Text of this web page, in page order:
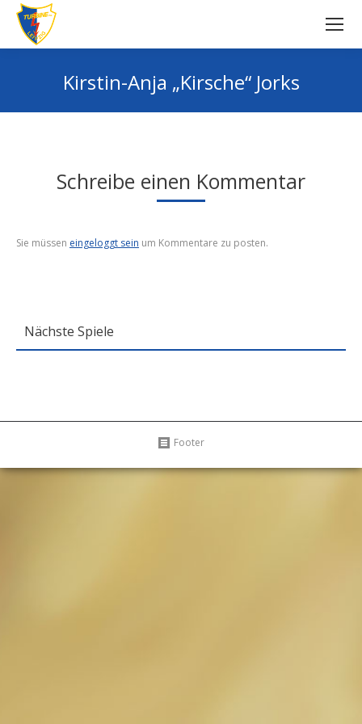
Kirstin-Anja „Kirsche“ Jorks
Schreibe einen Kommentar
Sie müssen eingeloggt sein um Kommentare zu posten.
Nächste Spiele
Footer